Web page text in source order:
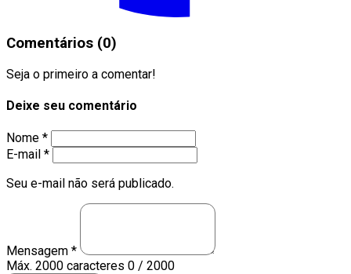
Comentários (0)
Seja o primeiro a comentar!
Deixe seu comentário
Nome *
E-mail *
Seu e-mail não será publicado.
Mensagem *
Máx. 2000 caracteres 0 / 2000